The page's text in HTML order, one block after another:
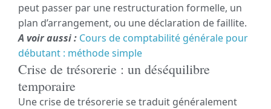
peut passer par une restructuration formelle, un
plan d’arrangement, ou une déclaration de faillite.
A voir aussi : Cours de comptabilité générale pour
débutant : méthode simple
Crise de trésorerie : un déséquilibre
temporaire
Une crise de trésorerie se traduit généralement